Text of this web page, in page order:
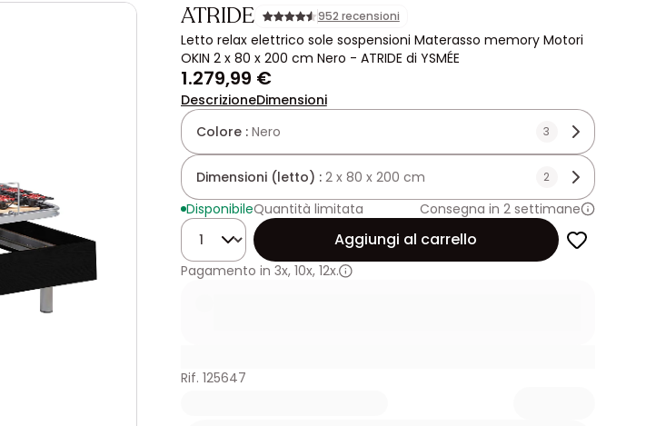
ATRIDE 952 recensioni
Letto relax elettrico sole sospensioni Materasso memory Motori
OKIN 2 x 80 x 200 cm Nero - ATRIDE di YSMÉE
1.279,99 €
DescrizioneDimensioni
Colore : Nero 3
Dimensioni (letto) : 2 x 80 x 200 cm 2
DisponibileQuantità limitata
Consegna in 2 settimane
Quantità
Aggiungi al carrello
Pagamento in 3x, 10x, 12x.
Rif. 125647